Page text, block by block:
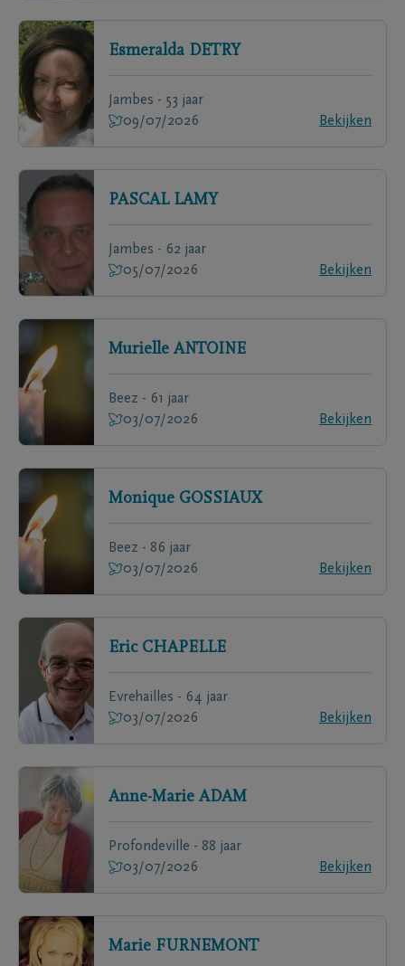
Esmeralda DETRY
Jambes - 53 jaar
09/07/2026
Bekijken
PASCAL LAMY
Jambes - 62 jaar
05/07/2026
Bekijken
Murielle ANTOINE
Beez - 61 jaar
03/07/2026
Bekijken
Monique GOSSIAUX
Beez - 86 jaar
03/07/2026
Bekijken
Eric CHAPELLE
Evrehailles - 64 jaar
03/07/2026
Bekijken
Anne-Marie ADAM
Profondeville - 88 jaar
03/07/2026
Bekijken
Marie FURNEMONT